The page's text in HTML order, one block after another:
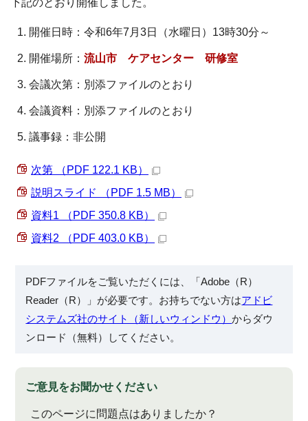
下記のとおり開催しました。
開催日時：令和6年7月3日（水曜日）13時30分～
開催場所： 流山市 ケアセンター 研修室
会議次第：別添ファイルのとおり
会議資料：別添ファイルのとおり
議事録：非公開
次第 （PDF 122.1 KB）
説明スライド （PDF 1.5 MB）
資料1 （PDF 350.8 KB）
資料2 （PDF 403.0 KB）
PDFファイルをご覧いただくには、「Adobe（R）
Reader（R）」が必要です。お持ちでない方はアドビ
システムズ社のサイト（新しいウィンドウ）からダウ
ンロード（無料）してください。
ご意見をお聞かせください
このページに問題点はありましたか？